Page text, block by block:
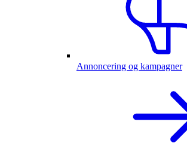
Annoncering og kampagner